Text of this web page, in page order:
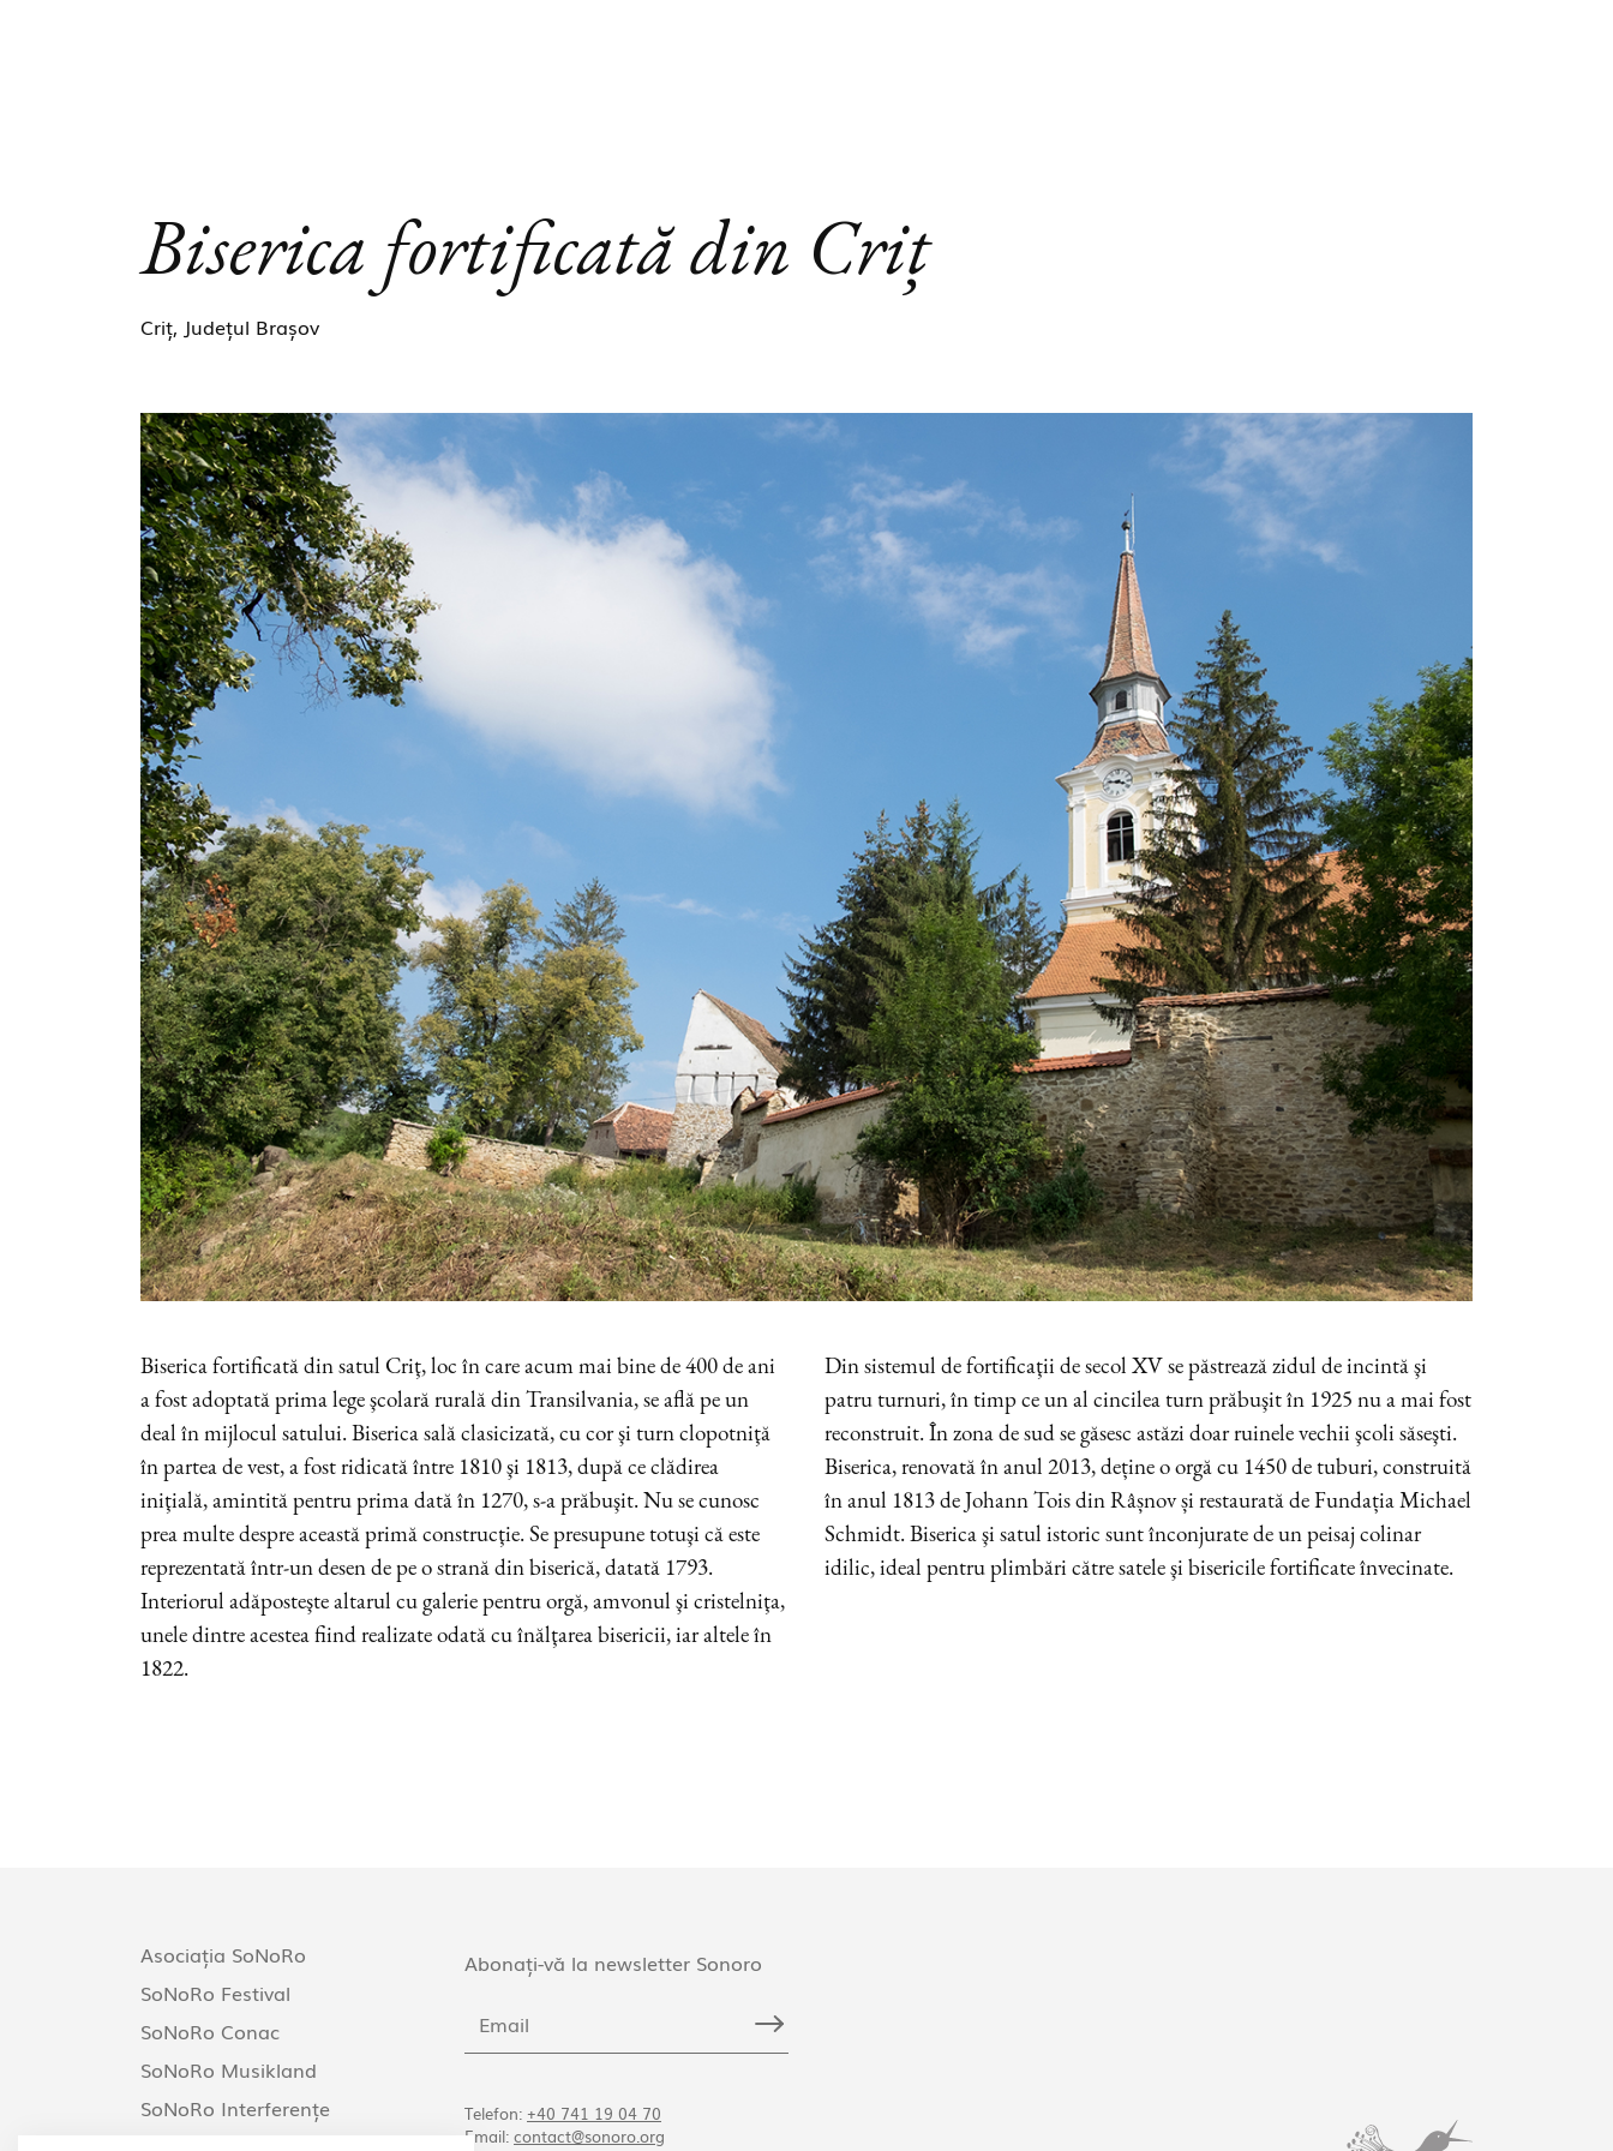
Biserica fortificată din Criț
Criț, Județul Brașov
Biserica fortificată din satul Criţ, loc în care acum mai bine de 400 de ani
a fost adoptată prima lege şcolară rurală din Transilvania, se află pe un
deal în mijlocul satului. Biserica sală clasicizată, cu cor şi turn clopotniţă
în partea de vest, a fost ridicată între 1810 şi 1813, după ce clădirea
iniţială, amintită pentru prima dată în 1270, s-a prăbuşit. Nu se cunosc
prea multe despre această primă construcţie. Se presupune totuşi că este
reprezentată într-un desen de pe o strană din biserică, datată 1793.
Interiorul adăposteşte altarul cu galerie pentru orgă, amvonul şi cristelniţa,
unele dintre acestea fiind realizate odată cu înălţarea bisericii, iar altele în
1822.
Din sistemul de fortificaţii de secol XV se păstrează zidul de incintă şi
patru turnuri, în timp ce un al cincilea turn prăbuşit în 1925 nu a mai fost
reconstruit. În zona de sud se găsesc astăzi doar ruinele vechii şcoli săseşti.
Biserica, renovată în anul 2013, deține o orgă cu 1450 de tuburi, construită
în anul 1813 de Johann Tois din Râșnov și restaurată de Fundația Michael
Schmidt. Biserica şi satul istoric sunt înconjurate de un peisaj colinar
idilic, ideal pentru plimbări către satele şi bisericile fortificate învecinate.
Asociația SoNoRo
SoNoRo Festival
SoNoRo Conac
SoNoRo Musikland
SoNoRo Interferențe
Abonați-vă la newsletter Sonoro
Telefon: +40 741 19 04 70
Email: contact@sonoro.org